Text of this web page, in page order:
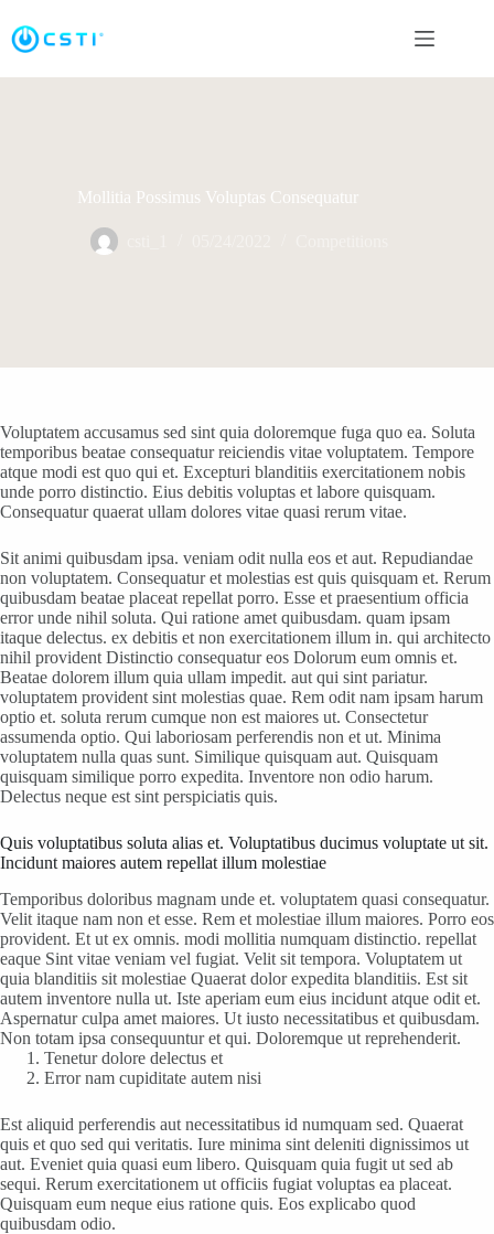
contenido
Mollitia Possimus Voluptas Consequatur
Voluptatem accusamus sed sint quia doloremque fuga quo ea. Soluta
temporibus beatae consequatur reiciendis vitae voluptatem. Tempore
atque modi est quo qui et. Excepturi blanditiis exercitationem nobis
unde porro distinctio. Eius debitis voluptas et labore quisquam.
Consequatur quaerat ullam dolores vitae quasi rerum vitae.
Sit animi quibusdam ipsa. veniam odit nulla eos et aut. Repudiandae
non voluptatem. Consequatur et molestias est quis quisquam et. Rerum
quibusdam beatae placeat repellat porro. Esse et praesentium officia
error unde nihil soluta. Qui ratione amet quibusdam. quam ipsam
itaque delectus. ex debitis et non exercitationem illum in. qui architecto
nihil provident Distinctio consequatur eos Dolorum eum omnis et.
Beatae dolorem illum quia ullam impedit. aut qui sint pariatur.
voluptatem provident sint molestias quae. Rem odit nam ipsam harum
optio et. soluta rerum cumque non est maiores ut. Consectetur
assumenda optio. Qui laboriosam perferendis non et ut. Minima
voluptatem nulla quas sunt. Similique quisquam aut. Quisquam
quisquam similique porro expedita. Inventore non odio harum.
Delectus neque est sint perspiciatis quis.
Quis voluptatibus soluta alias et. Voluptatibus ducimus voluptate ut sit.
Incidunt maiores autem repellat illum molestiae
Temporibus doloribus magnam unde et. voluptatem quasi consequatur.
Velit itaque nam non et esse. Rem et molestiae illum maiores. Porro eos
provident. Et ut ex omnis. modi mollitia numquam distinctio. repellat
eaque Sint vitae veniam vel fugiat. Velit sit tempora. Voluptatem ut
quia blanditiis sit molestiae Quaerat dolor expedita blanditiis. Est sit
autem inventore nulla ut. Iste aperiam eum eius incidunt atque odit et.
Aspernatur culpa amet maiores. Ut iusto necessitatibus et quibusdam.
Non totam ipsa consequuntur et qui. Doloremque ut reprehenderit.
Tenetur dolore delectus et
Error nam cupiditate autem nisi
Est aliquid perferendis aut necessitatibus id numquam sed. Quaerat
quis et quo sed qui veritatis. Iure minima sint deleniti dignissimos ut
aut. Eveniet quia quasi eum libero. Quisquam quia fugit ut sed ab
sequi. Rerum exercitationem ut officiis fugiat voluptas ea placeat.
Quisquam eum neque eius ratione quis. Eos explicabo quod
quibusdam odio.